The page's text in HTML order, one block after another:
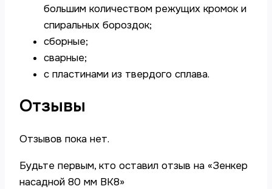
большим количеством режущих кромок и
спиральных бороздок;
сборные;
сварные;
с пластинами из твердого сплава.
Отзывы
Отзывов пока нет.
Будьте первым, кто оставил отзыв на «Зенкер
насадной 80 мм ВК8»